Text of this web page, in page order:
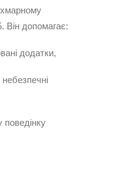
Він допомагає:
додатки,
поведінку